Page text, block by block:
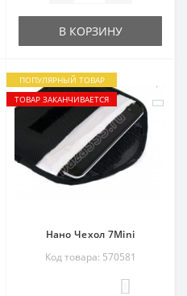
В КОРЗИНУ
ПОПУЛЯРНЫЙ ТОВАР
ТОВАР ЗАКАНЧИВАЕТСЯ
Нано Чехол 7Mini
Код товара: 570581